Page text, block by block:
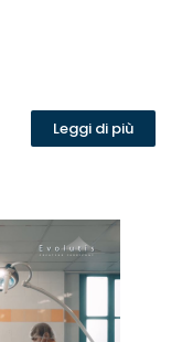
Leggi di più